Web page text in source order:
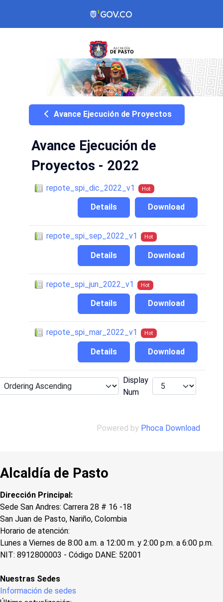
Avance Ejecución de Proyectos
Avance Ejecución de
Proyectos - 2022
repote_spi_dic_2022_v1 Hot
Download
Details
repote_spi_sep_2022_v1 Hot
Download
Details
repote_spi_jun_2022_v1 Hot
Download
Details
repote_spi_mar_2022_v1 Hot
Download
Details
Display
Num
Powered by Phoca Download
Alcaldía de Pasto
Dirección Principal:
Sede San Andres: Carrera 28 # 16 -18
San Juan de Pasto, Nariño, Colombia
Horario de atención:
Lunes a Viernes de 8:00 a.m. a 12:00 m. y 2:00 p.m. a 6:00 p.m.
NIT: 8912800003 - Código DANE: 52001
Nuestras Sedes
Información de sedes